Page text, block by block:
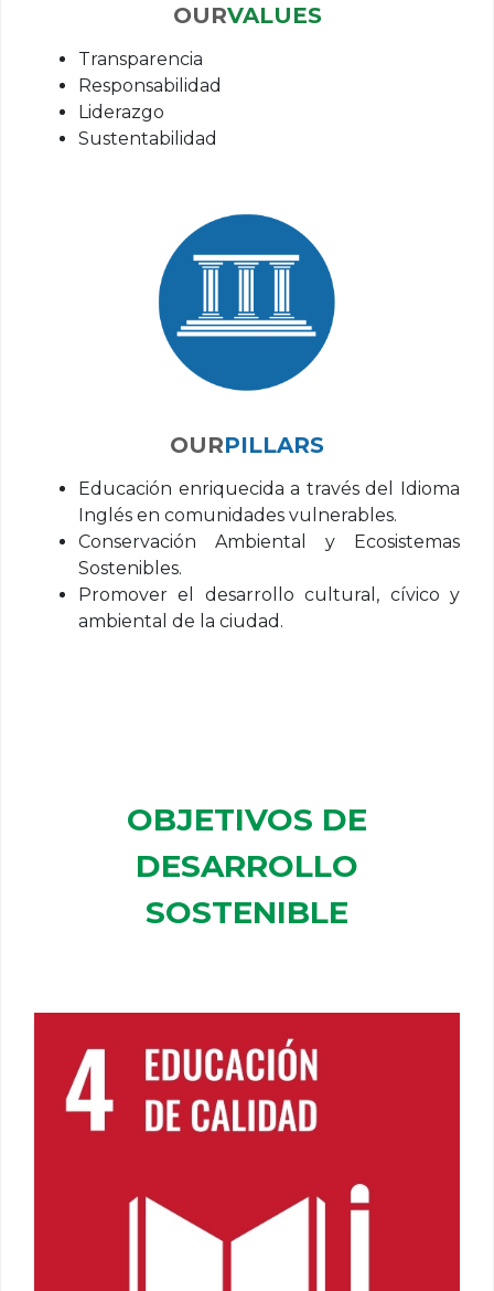
VALUES
Transparencia
Responsabilidad
Liderazgo
Sustentabilidad
PILLARS
Educación enriquecida a través del Idioma
Inglés en comunidades vulnerables.
Conservación Ambiental y Ecosistemas
Sostenibles.
Promover el desarrollo cultural, cívico y
ambiental de la ciudad.
OBJETIVOS DE
DESARROLLO
SOSTENIBLE